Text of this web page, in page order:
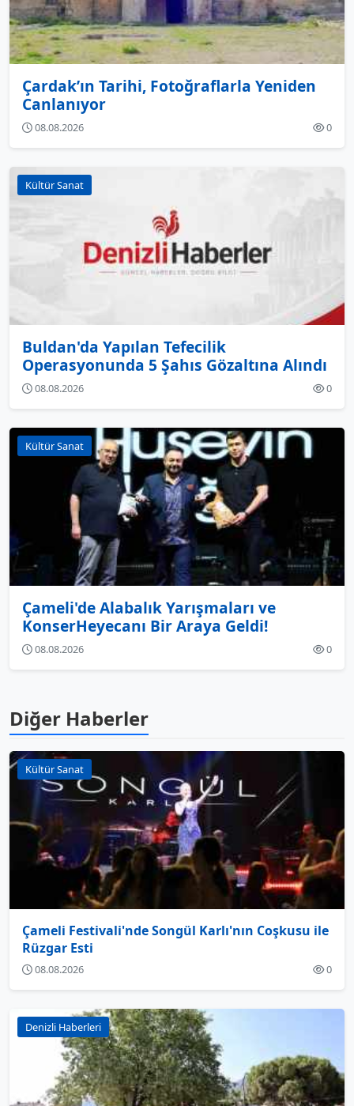
Çardak’ın Tarihi, Fotoğraflarla Yeniden
Canlanıyor
08.08.2026 0
Kültür Sanat
Buldan'da Yapılan Tefecilik
Operasyonunda 5 Şahıs Gözaltına Alındı
08.08.2026 0
Kültür Sanat
Çameli'de Alabalık Yarışmaları ve
KonserHeyecanı Bir Araya Geldi!
08.08.2026 0
Diğer Haberler
Kültür Sanat
Çameli Festivali'nde Songül Karlı'nın Coşkusu ile
Rüzgar Esti
08.08.2026 0
Denizli Haberleri